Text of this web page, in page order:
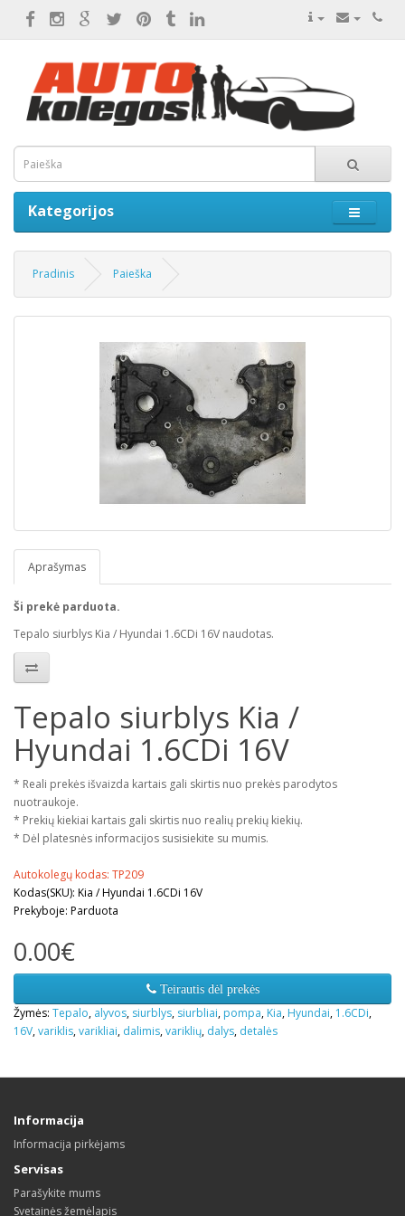
Kategorijos
Pradinis Paieška
Aprašymas
Ši prekė parduota.
Tepalo siurblys Kia / Hyundai 1.6CDi 16V naudotas.
Tepalo siurblys Kia /
Hyundai 1.6CDi 16V
* Reali prekės išvaizda kartais gali skirtis nuo prekės parodytos
nuotraukoje.
* Prekių kiekiai kartais gali skirtis nuo realių prekių kiekių.
* Dėl platesnės informacijos susisiekite su mumis.
Autokolegų kodas: TP209
Kodas(SKU): Kia / Hyundai 1.6CDi 16V
Prekyboje: Parduota
0.00€
Teirautis dėl prekės
Žymės: Tepalo, alyvos, siurblys, siurbliai, pompa, Kia, Hyundai, 1.6CDi,
16V,variklis,varikliai, dalimis,variklių, dalys, detalės
Informacija
Informacija pirkėjams
Servisas
Parašykite mums
Svetainės žemėlapis